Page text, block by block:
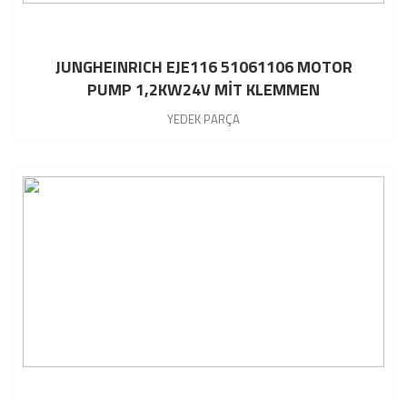
JUNGHEINRICH EJE116 51061106 MOTOR
PUMP 1,2KW24V MİT KLEMMEN
YEDEK PARÇA